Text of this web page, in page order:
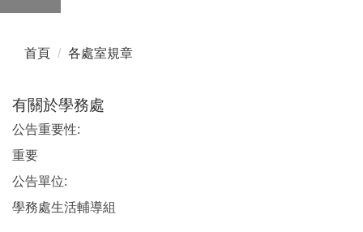
首頁 各處室規章
有關於學務處
公告重要性:
重要
公告單位:
學務處生活輔導組